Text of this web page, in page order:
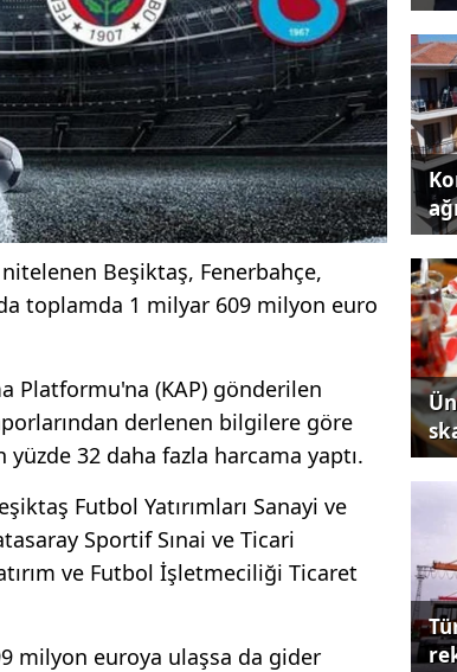
Beşiktaş, Fenerbahçe,
toplamda 1 milyar 609 milyon euro
Platformu'na (KAP) gönderilen
derlenen bilgilere göre
32 daha fazla harcama yaptı.
Futbol Yatırımları Sanayi ve
Sportif Sınai ve Ticari
ve Futbol İşletmeciliği Ticaret
milyon euroya ulaşsa da gider